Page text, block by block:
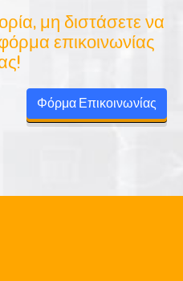
μη διστάσετε να
επικοινωνίας
Φόρμα Επικοινωνίας